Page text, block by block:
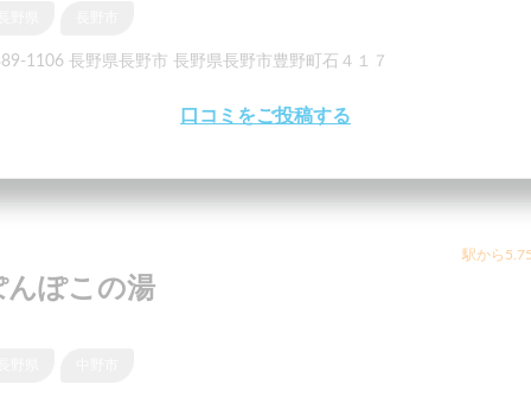
1106 長野県長野市 長野県長野市豊野町石４１７
口コミをご投稿する
駅から
んぽこの湯